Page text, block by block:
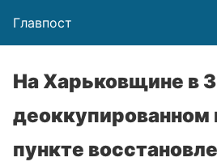
Главпост
На Харьковщине в
деоккупированном
пункте